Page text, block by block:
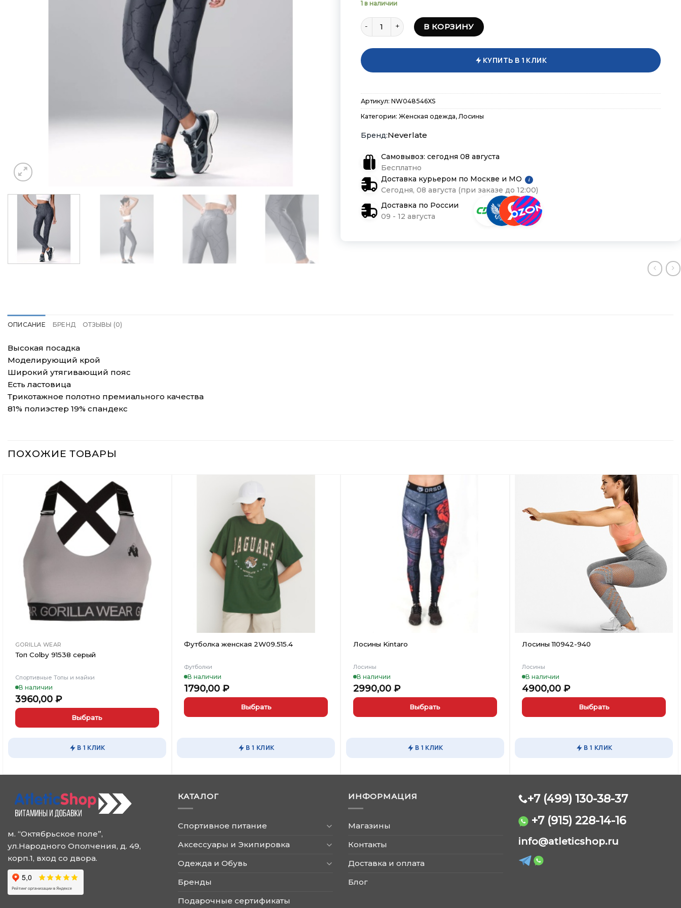
1 в наличии
Количество товара Леггинсы с принтом и высокой посадкой
В КОРЗИНУ
КУПИТЬ В 1 КЛИК
Артикул: NW048546XS
Категории: Женская одежда,Лосины
Neverlate
Самовывоз: сегодня 08 августа
Бесплатно
Доставка курьером по Москве и МО
i
Сегодня, 08 августа (при заказе до 12:00)
Доставка по России
09 - 12 августа
ОПИСАНИЕ БРЕНД ОТЗЫВЫ (0)
Высокая посадка
Моделирующий крой
Широкий утягивающий пояс
Есть ластовица
Трикотажное полотно премиального качества
81% полиэстер 19% спандекс
ПОХОЖИЕ ТОВАРЫ
Добавить
Вишлист
GORILLA WEAR
Топ Colby 91538 серый
Спортивные Топы и майки
В наличии
3960,00 ₽
Выбрать
вариаций.
можно
выбрать
на
товара.
В 1 КЛИК
Футболка женская 2W09.515.4
Футболки
В наличии
1790,00₽
Выбрать
Опции
выбрать
на
товара.
В 1 КЛИК
Лосины Kintaro
Лосины
В наличии
2990,00 ₽
Выбрать
Опции
выбрать
на
товара.
В 1 КЛИК
Добавить
Вишлист
Лосины 110942-940
Лосины
В наличии
4900,00₽
Выбрать
Опции
выбрать
странице
товара.
В 1 КЛИК
м. “Октябрьское поле”,
ул.Народного Ополчения, д. 49,
корп.1, вход со двора.
КАТАЛОГ
Спортивное питание
Аксессуары и Экипировка
Одежда и Обувь
Бренды
Подарочные сертификаты
ИНФОРМАЦИЯ
Магазины
Контакты
Доставка и оплата
Блог
+7 (499) 130-38-37
+7 (915) 228-14-16
info@atleticshop.ru
Обычно отвечаем быстро